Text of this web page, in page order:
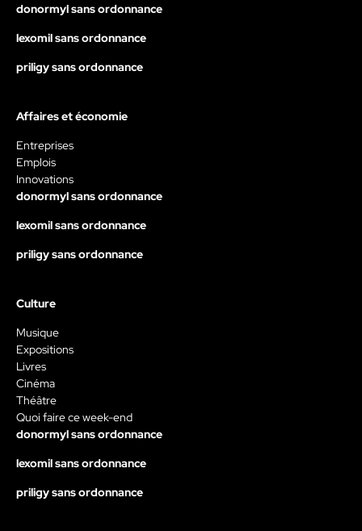
donormyl sans ordonnance
lexomil sans ordonnance
priligy sans ordonnance
Affaires et économie
Entreprises
Emplois
Innovations
donormyl sans ordonnance
lexomil sans ordonnance
priligy sans ordonnance
Culture
Musique
Expositions
Livres
Cinéma
Théâtre
Quoi faire ce week-end
donormyl sans ordonnance
lexomil sans ordonnance
priligy sans ordonnance